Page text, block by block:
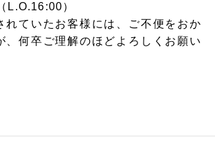
L.O.16:00）
れていたお客様には、ご不便をおか
、何卒ご理解のほどよろしくお願い